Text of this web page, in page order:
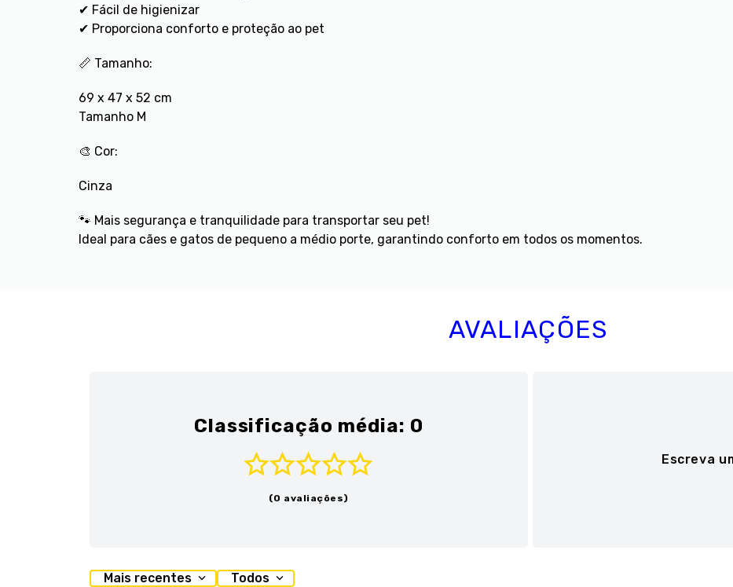
✔ Fácil de higienizar
✔ Proporciona conforto e proteção ao pet
📏 Tamanho:
69 x 47 x 52 cm
Tamanho M
🎨 Cor:
Cinza
🐾 Mais segurança e tranquilidade para transportar seu pet!
Ideal para cães e gatos de pequeno a médio porte, garantindo conforto em todos os momentos.
AVALIAÇÕES
Classificação média: 0
(0 avaliações)
Escreva
Mais recentes Todos